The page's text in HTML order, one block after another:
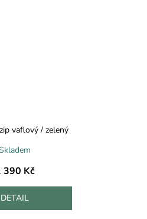
vaflový / zelený
390 Kč
DETAIL